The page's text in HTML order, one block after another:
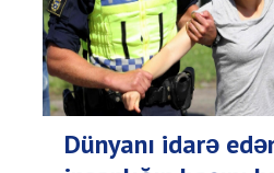
Dünyanı idarə